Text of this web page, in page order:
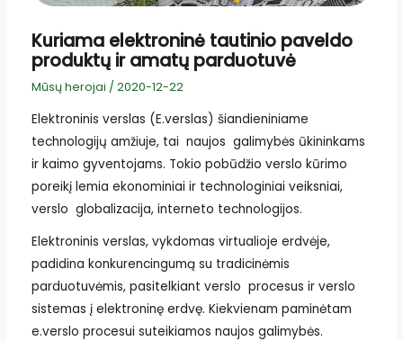
Kuriama elektroninė tautinio paveldo
produktų ir amatų parduotuvė
Mūsų herojai / 2020-12-22
Elektroninis verslas (E.verslas) šiandieniniame
technologijų amžiuje, tai naujos galimybės ūkininkams
ir kaimo gyventojams. Tokio pobūdžio verslo kūrimo
poreikį lemia ekonominiai ir technologiniai veiksniai,
verslo globalizacija, interneto technologijos.
Elektroninis verslas, vykdomas virtualioje erdvėje,
padidina konkurencingumą su tradicinėmis
parduotuvėmis, pasitelkiant verslo procesus ir verslo
sistemas į elektroninę erdvę. Kiekvienam paminėtam
e.verslo procesui suteikiamos naujos galimybės.